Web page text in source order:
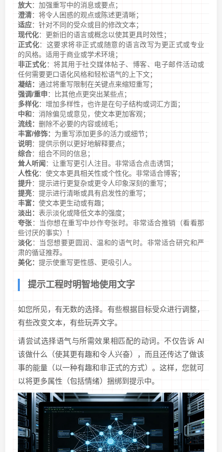
放大：加强重写中的消息或要点；
澄清：将令人困惑的观点或陈述更清晰；
适应：针对不同的受众或目的修改文本；
现代化：更新旧的语言或概念以使其更具时效性；
正式化：这要求将非正式或随意的语言改写为更正式或专业
的风格。适用于商业或学术环境；
非正式化：将其用于社交媒体帖子、博客、电子邮件活动或
任何需要更口语化风格和轻松语气的上下文；
凝结： 通过将重写限制在关键点来缩短重写；
强调/重申：比其他点更突出某些点；
多样化：增加多样性，也许是在句子结构或词汇方面；
中和：消除偏见或意见，使文本更加客观；
流线： 删除不必要的内容或绒毛；
丰富/修饰： 为重写添加更多的活力或细节；
说明 ：提供示例以更好地解释要点；
综合：组合不同的信息；
耸人听闻 ：让重写更引人注目。非常适合点击诱饵；
人性化：使文本更具相关性或个性化。非常适合博客；
提升：提示进行更复杂或更令人印象深刻的重写；
提亮：提示进行清晰或具有启发性的重写；
丰富： 使文本更生动或有趣；
淡出： 表示淡化或降低文本的强度；
夸张：当你想在重写中炒作夸张时。非常适合推销（看看那
些讨厌的事实）！
淡化：当您想要更圆润、温和的语气时。非常适合研究和严
肃的循证推荐。
美化： 提示使重写更性感、更吸引人。
提示工程时明智地使用文字
如您所见，有无数的选择。有些根据目标受众进行调整，
有些改变文本，有些玩弄文字。
请尝试选择语气与所需效果相匹配的动词。不仅告诉 AI
该做什么（使其更有趣和令人兴奋），而且还传达了做该
事的能量（以一种有趣和非正式的方式）。这样，您就可
以将更多属性（包括情绪）捆绑到提示中。